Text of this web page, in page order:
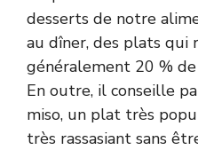
desserts de notre
au dîner, des plats qui
généralement 20 %
En outre, il conseille
miso, un plat très
très rassasiant sans